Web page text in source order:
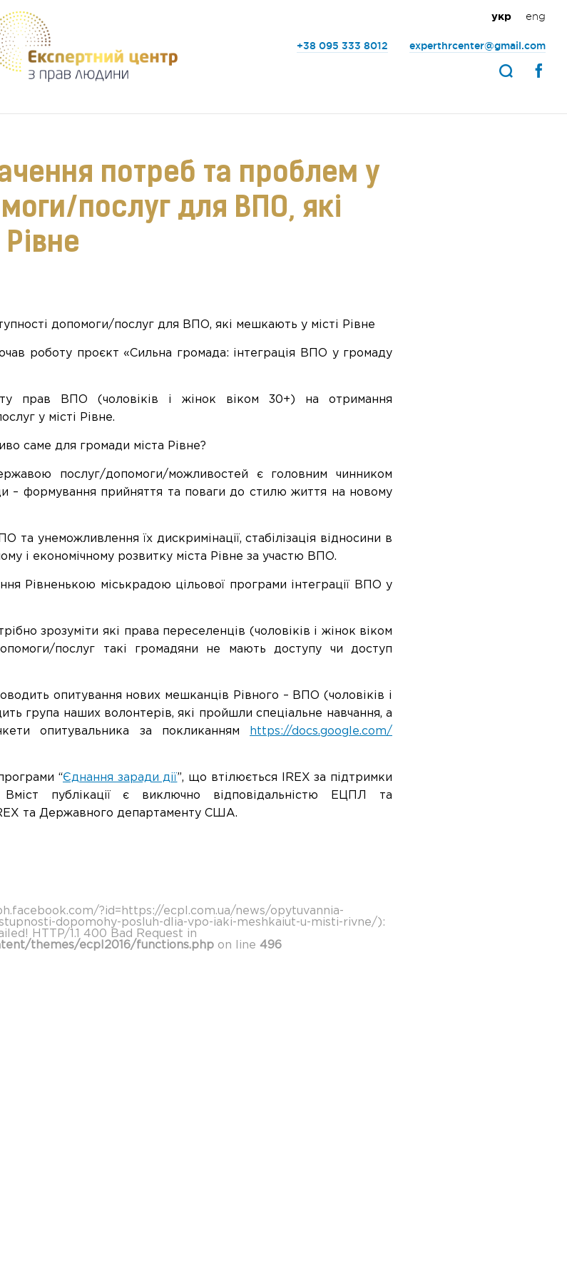
+38 095 333 8012 experthrcenter@gmail.com
укр eng
потреб та проблем у
послуг для ВПО, які
допомоги/послуг для ВПО, які мешкають у місті Рівне
роботу проєкт «Сильна громада: інтеграція ВПО у громаду
прав ВПО (чоловіків і жінок віком 30+) на отримання
у місті Рівне.
саме для громади міста Рівне?
послуг/допомоги/можливостей є головним чинником
– формування прийняття та поваги до стилю життя на новому
та унеможливлення їх дискримінації, стабілізація відносини в
і економічному розвитку міста Рівне за участю ВПО.
Рівненькою міськрадою цільової програми інтеграції ВПО у
зрозуміти які права переселенців (чоловіків і жінок віком
послуг такі громадяни не мають доступу чи доступ
опитування нових мешканців Рівного – ВПО (чоловіків і
група наших волонтерів, які пройшли спеціальне навчання, а
опитувальника за покликанням
https://docs.google.com/
“Єднання заради дії ”, що втілюється IREX за підтримки
публікації є виключно відповідальністю ЕЦПЛ та
та Державного департаменту США.
?id=https://ecpl.com.ua/news/opytuvannia-
dopomohy-posluh-dlia-vpo-iaki-meshkaiut-u-misti-rivne/):
HTTP/1.1 400 Bad Request in
themes/ecpl2016/functions.phpon line 496